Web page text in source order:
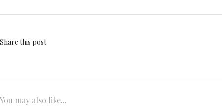
Share this post
You may also like...